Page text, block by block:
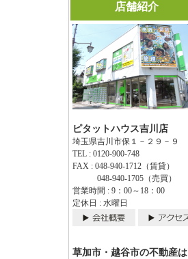
店舗紹介
ピタットハウス吉川店
埼玉県吉川市保１－２９－９
TEL : 0120-900-748
FAX : 048-940-1712（賃貸）
048-940-1705（売買）
営業時間 : 9：00～18：00
定休日 : 水曜日
草加市・越谷市の不動産は